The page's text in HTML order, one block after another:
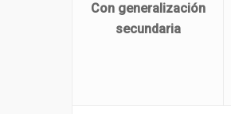
Con generalización
secundaria